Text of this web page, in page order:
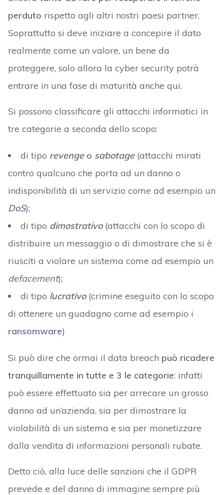
perduto rispetto agli altri nostri paesi partner.
Soprattutto si deve iniziare a concepire il dato
realmente come un valore, un bene da
proteggere, solo allora la cyber security potrà
entrare in una fase di maturità anche qui.
Si possono classificare gli attacchi informatici in
tre categorie a seconda dello scopo:
di tipo revengeo sabotage (attacchi mirati
contro qualcuno che porta ad un danno o
indisponibilità di un servizio come ad esempio un
DoS);
di tipo dimostrativo(attacchi con lo scopo di
distribuire un messaggio o di dimostrare che si è
riusciti a violare un sistema come ad esempio un
defacement);
di tipo lucrativo(crimine eseguito con lo scopo
di ottenere un guadagno come ad esempio i
ransomware)
Si può dire che ormai il data breach può ricadere
tranquillamente in tutte e 3 le categorie: infatti
può essere effettuato sia per arrecare un grosso
danno ad un’azienda, sia per dimostrare la
violabilità di un sistema e sia per monetizzare
dalla vendita di informazioni personali rubate.
Detto ciò, alla luce delle sanzioni che il GDPR
prevede e del danno di immagine sempre più